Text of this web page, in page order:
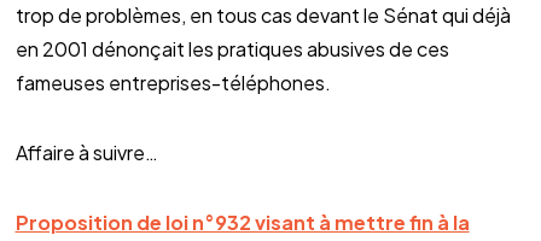
trop de problèmes, en tous cas devant le Sénat qui déjà
en 2001 dénonçait les pratiques abusives de ces
fameuses entreprises-téléphones.
Affaire à suivre…
Proposition de loi n°932 visant à mettre fin à la